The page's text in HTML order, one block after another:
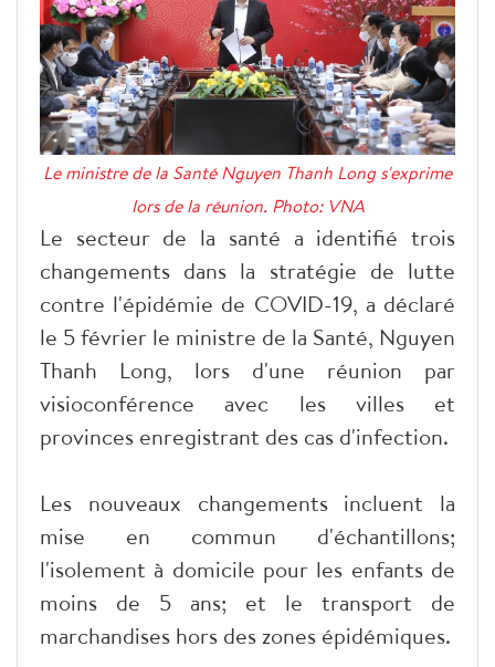
Le ministre de la Santé Nguyen Thanh Long s'exprime
lors de la réunion. Photo: VNA
Le secteur de la santé a identifié trois
changements dans la stratégie de lutte
contre l'épidémie de COVID-19, a déclaré
le 5 février le ministre de la Santé, Nguyen
Thanh Long, lors d'une réunion par
visioconférence avec les villes et
provinces enregistrant des cas d'infection.
Les nouveaux changements incluent la
mise en commun d'échantillons;
l'isolement à domicile pour les enfants de
moins de 5 ans; et le transport de
marchandises hors des zones épidémiques.